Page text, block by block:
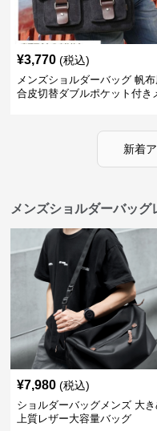
¥3,770 (税込)
メンズショルダーバッグ 帆
合皮切替ダブルポケット付き
新着
メンズショルダーバッ
¥7,980 (税込)
ショルダーバッグメンズ 大き
上質レザー大容量バッグ